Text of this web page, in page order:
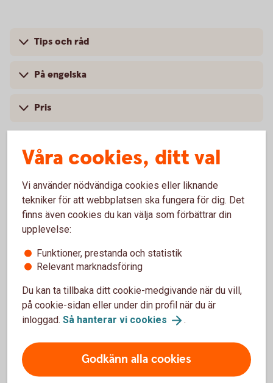
Tips och råd
På engelska
Pris
Skaffa tjänsten
Besök oss
Välkommen till ett av våra kontor så hjälper vi dig.
Våra cookies, ditt val
Vi använder nödvändiga cookies eller liknande
tekniker för att webbplatsen ska fungera för dig. Det
finns även cookies du kan välja som förbättrar din
upplevelse:
Funktioner, prestanda och statistik
Relevant marknadsföring
Du kan ta tillbaka ditt cookie-medgivande när du vill,
på cookie-sidan eller under din profil när du är
inloggad. Så hanterar vi cookies .
Godkänn alla cookies